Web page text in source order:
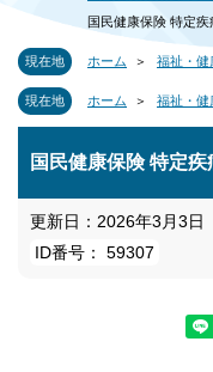
国民健康保険 特定
現在地 ホーム 福祉・健
現在地 ホーム 福祉・健
国民健康保険 特定
更新日：2026年3月3日
ID番号： 59307